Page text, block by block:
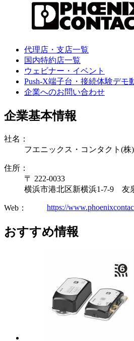
代理店・支店一覧
国内特約店一覧
ウェビナー・イベント
Push-X端子台・接続体験デモ
企業へのお問い合わせ
企業基本情報
社名：
フエニックス・コンタクト(株)
住所：
〒 222-0033
横浜市港北区新横浜1-7-9 友
Web： https://
おすすめ情報